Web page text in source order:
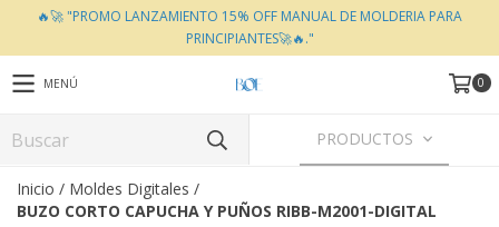
🔥🚀 "PROMO LANZAMIENTO 15% OFF MANUAL DE MOLDERIA PARA
PRINCIPIANTES🚀🔥."
MENÚ 0
PRODUCTOS
Inicio / Moldes Digitales /
BUZO CORTO CAPUCHA Y PUÑOS RIBB-M2001-DIGITAL